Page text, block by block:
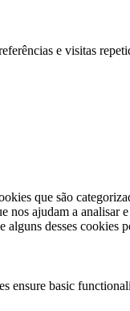
e visitas
que são
ajudam a analisar
desses cookies
ensure basic